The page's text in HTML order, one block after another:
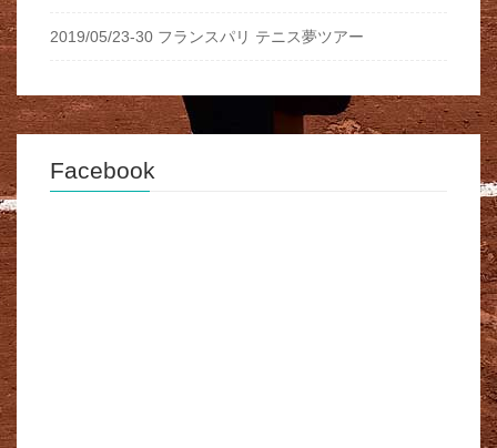
2019/05/23-30 フランスパリ テニス夢ツアー
Facebook